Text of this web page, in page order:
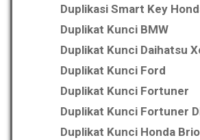
Duplikasi Smart Key
Duplikat Kunci BMW
Duplikat Kunci Daihatsu
Duplikat Kunci Ford
Duplikat Kunci Fortuner
Duplikat Kunci Fortuner
Duplikat Kunci Honda Brio